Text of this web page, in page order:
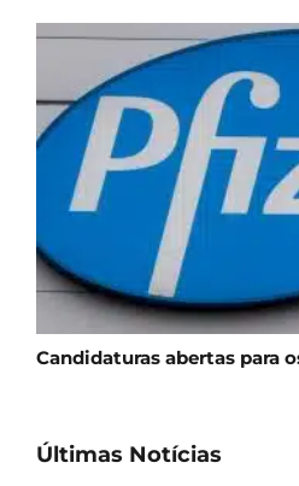
Candidaturas abertas para
Últimas Notícias